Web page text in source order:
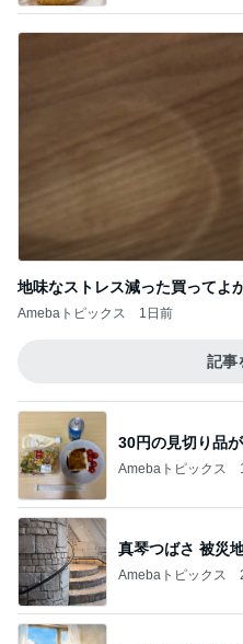
地味なストレス減った買ってよ
Amebaトピックス 1日前
記事
30円の見切り品
Amebaトピックス
真琴つばさ 被災
Amebaトピックス